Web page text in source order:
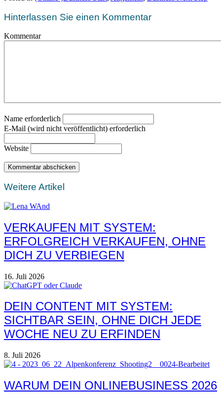
Hinterlassen Sie einen Kommentar
Kommentar
Name erforderlich
E-Mail (wird nicht veröffentlicht) erforderlich
Website
Weitere Artikel
VERKAUFEN MIT SYSTEM:
ERFOLGREICH VERKAUFEN, OHNE
DICH ZU VERBIEGEN
16. Juli 2026
DEIN CONTENT MIT SYSTEM:
SICHTBAR SEIN, OHNE DICH JEDE
WOCHE NEU ZU ERFINDEN
8. Juli 2026
WARUM DEIN ONLINEBUSINESS 2026